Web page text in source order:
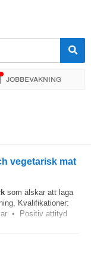
Jobbevakning
vegetarisk mat
som älskar att laga
Kvalifikationer:
• Positiv attityd